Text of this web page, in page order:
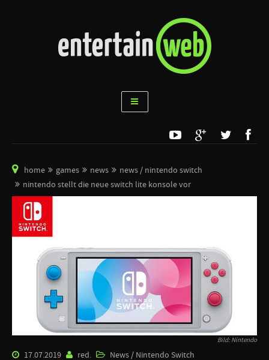
home games news
news / nintendo switch
nintendo stellt die neue switch lite konsole vor
Bild: Nintendo
17.07.2019 red. News / Nintendo Switch